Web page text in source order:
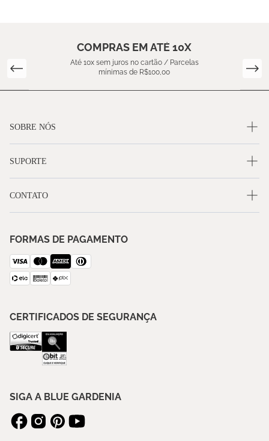
COMPRAS EM ATÉ 10X
Até 10x sem juros no cartão / Parcelas
mínimas de R$100,00
SOBRE NÓS
SUPORTE
CONTATO
FORMAS DE PAGAMENTO
CERTIFICADOS DE SEGURANÇA
SIGA A BLUE GARDENIA